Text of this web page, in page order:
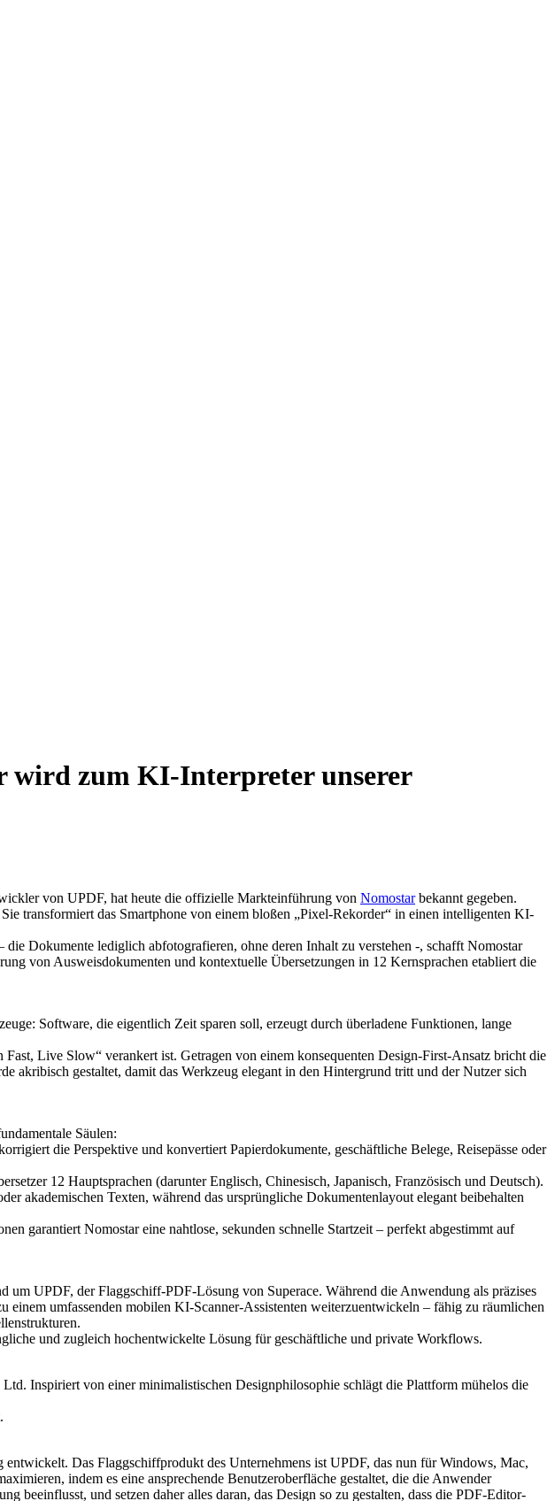
wird zum KI-Interpreter unserer
von UPDF, hat heute die offizielle Markteinführung von Nomostarbekannt gegeben.
transformiert das Smartphone von einem bloßen „Pixel-Rekorder“ in einen intelligenten KI-
Dokumente lediglich abfotografieren, ohne deren Inhalt zu verstehen -, schafft Nomostar
von Ausweisdokumenten und kontextuelle Übersetzungen in 12 Kernsprachen etabliert die
Software, die eigentlich Zeit sparen soll, erzeugt durch überladene Funktionen, lange
Live Slow“ verankert ist. Getragen von einem konsequenten Design-First-Ansatz bricht die
akribisch gestaltet, damit das Werkzeug elegant in den Hintergrund tritt und der Nutzer sich
Säulen:
die Perspektive und konvertiert Papierdokumente, geschäftliche Belege, Reisepässe oder
12 Hauptsprachen (darunter Englisch, Chinesisch, Japanisch, Französisch und Deutsch).
akademischen Texten, während das ursprüngliche Dokumentenlayout elegant beibehalten
garantiert Nomostar eine nahtlose, sekunden schnelle Startzeit – perfekt abgestimmt auf
um UPDF, der Flaggschiff-PDF-Lösung von Superace. Während die Anwendung als präzises
umfassenden mobilen KI-Scanner-Assistenten weiterzuentwickeln – fähig zu räumlichen
und zugleich hochentwickelte Lösung für geschäftliche und private Workflows.
Inspiriert von einer minimalistischen Designphilosophie schlägt die Plattform mühelos die
Das Flaggschiffprodukt des Unternehmens ist UPDF, das nun für Windows, Mac,
indem es eine ansprechende Benutzeroberfläche gestaltet, die die Anwender
beeinflusst, und setzen daher alles daran, das Design so zu gestalten, dass die PDF-Editor-